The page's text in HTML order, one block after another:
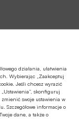
działania, ułatwienia
Wybierając „Zaakceptuj
Jeśli chcesz wyrazić
skonfiguruj
zmienić swoje ustawienia w
Szczegółowe informacje o
dane, a także o
finansować